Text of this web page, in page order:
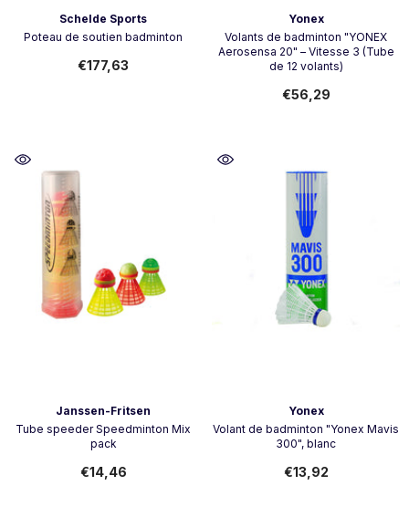
Schelde Sports
Poteau de soutien badminton
€177,63
Yonex
Volants de badminton "YONEX
Aerosensa 20" – Vitesse 3 (Tube
de 12 volants)
€56,29
Janssen-Fritsen
Tube speeder Speedminton Mix
pack
€14,46
Yonex
Volant de badminton "Yonex Mavis
300", blanc
€13,92